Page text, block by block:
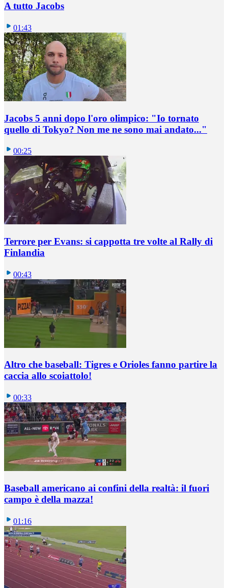
A tutto Jacobs
01:43
Jacobs 5 anni dopo l'oro olimpico: "Io tornato
quello di Tokyo? Non me ne sono mai andato..."
00:25
Terrore per Evans: si cappotta tre volte al Rally di
Finlandia
00:43
Altro che baseball: Tigres e Orioles fanno partire la
caccia allo scoiattolo!
00:33
Baseball americano ai confini della realtà: il fuori
campo è della mazza!
01:16